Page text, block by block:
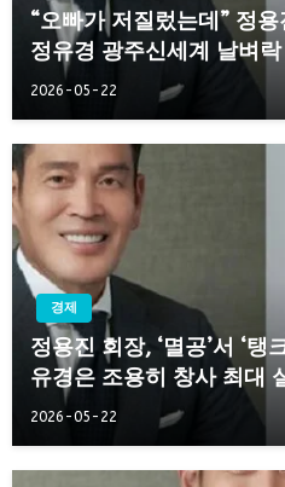
“오빠가 저질렀는데” 정
정유경 광주신세계 날벼락
2026-05-22
경제
정용진 회장, ‘멸공’서 ‘탱
유경은 조용히 창사 최대
2026-05-22